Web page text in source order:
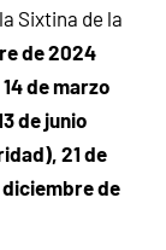
Sixtina de la
de 2024
de marzo
de junio
21 de
de